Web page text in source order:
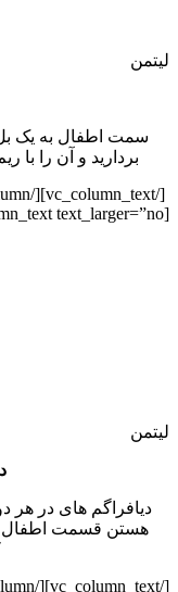
لیتمن
سمت اطفال به یک بل
بردارید و آن را با
[vc_column_text text_larger=”no”]
لیتمن
دیافراگم های در هر
هستن قسمت اطفال